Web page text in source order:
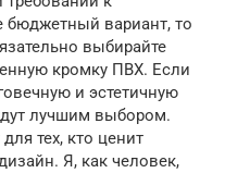
бюджетный вариант, то
выбирайте
кромку ПВХ. Если
и эстетичную
лучшим выбором.
тех, кто ценит
Я, как человек,